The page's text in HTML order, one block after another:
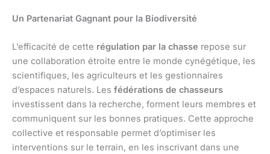
Un Partenariat Gagnant pour la Biodiversité
L’efficacité de cette régulation par la chasse repose sur
une collaboration étroite entre le monde cynégétique, les
scientifiques, les agriculteurs et les gestionnaires
d’espaces naturels. Les fédérations de chasseurs
investissent dans la recherche, forment leurs membres et
communiquent sur les bonnes pratiques. Cette approche
collective et responsable permet d’optimiser les
interventions sur le terrain, en les inscrivant dans une